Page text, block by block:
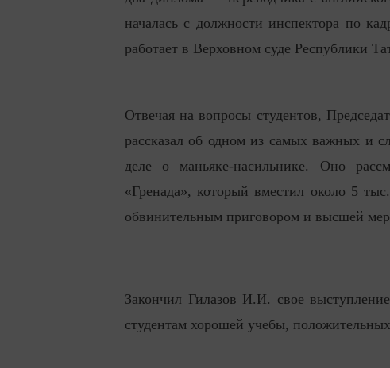
началась с должности инспектора по
работает в Верховном суде Республики
Отвечая на вопросы студентов,
рассказал об одном из самых важных и
деле о маньяке-насильнике. Оно
«Гренада», который вместил около 5
обвинительным приговором и высшей
Закончил Гилазов И.И. свое
студентам хорошей учебы,